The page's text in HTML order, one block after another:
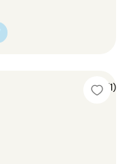
5 (1)